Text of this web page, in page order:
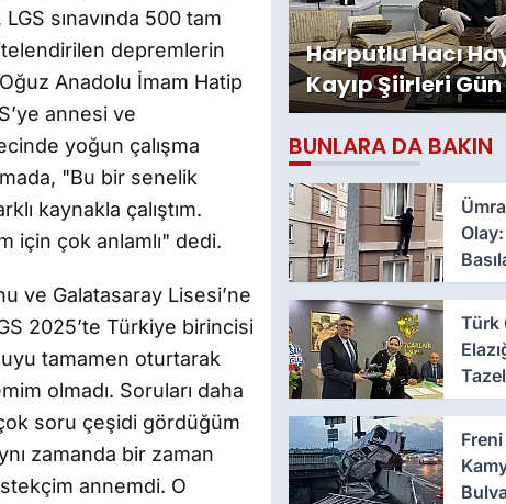
sınavında 500 tam
depremlerin
Anadolu İmam Hatip
annesi ve
yoğun çalışma
"Bu bir senelik
kaynakla çalıştım.
için çok anlamlı" dedi.
ve Galatasaray Lisesi’ne
2025’te Türkiye birincisi
tamamen oturtarak
olmadı. Soruları daha
soru çeşidi gördüğüm
zamanda bir zaman
annemdi. O
Harputlu Hacı
Kayıp Şiirleri
Çıktı
BUNLARA DA BAKIN
Türk